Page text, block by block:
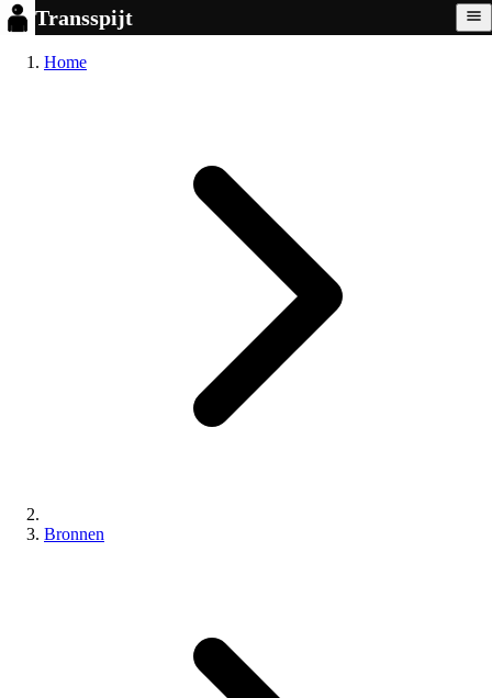
Transspijt
Home
Bronnen